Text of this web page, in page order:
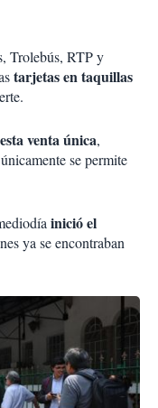
Trolebús, RTP y
tarjetas en taquillas
venta única,
se permite
inició el
ya se encontraban